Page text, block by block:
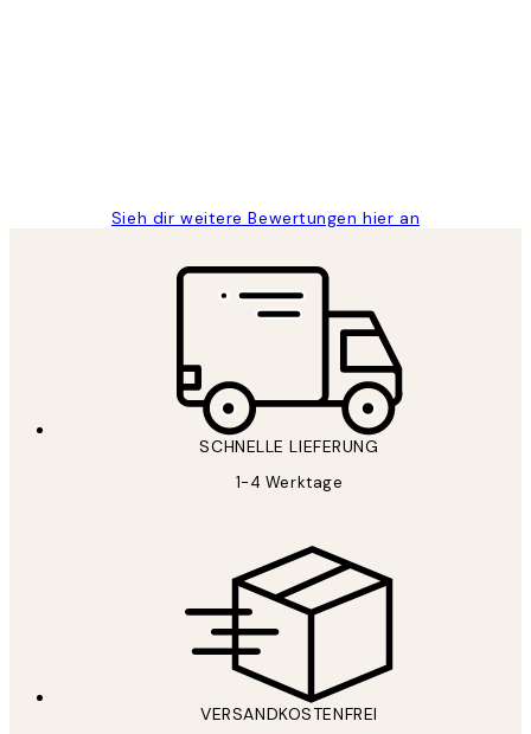
Sieh dir weitere Bewertungen hier an
SCHNELLE LIEFERUNG
1-4 Werktage
VERSANDKOSTENFREI